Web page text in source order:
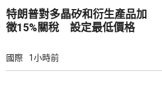
特朗普對多晶矽和衍生產品加
徵15%關稅 設定最低價格
國際 1小時前